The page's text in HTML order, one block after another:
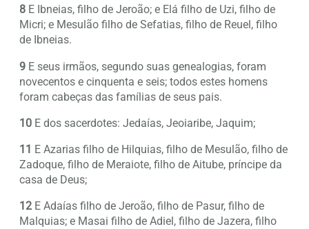
8 E Ibneias, filho de Jeroão; e Elá filho de Uzi, filho de
Micri; e Mesulão filho de Sefatias, filho de Reuel, filho
de Ibneias.
9 E seus irmãos, segundo suas genealogias, foram
novecentos e cinquenta e seis; todos estes homens
foram cabeças das famílias de seus pais.
10 E dos sacerdotes: Jedaías, Jeoiaribe, Jaquim;
11 E Azarias filho de Hilquias, filho de Mesulão, filho de
Zadoque, filho de Meraiote, filho de Aitube, príncipe da
casa de Deus;
12 E Adaías filho de Jeroão, filho de Pasur, filho de
Malquias; e Masai filho de Adiel, filho de Jazera, filho